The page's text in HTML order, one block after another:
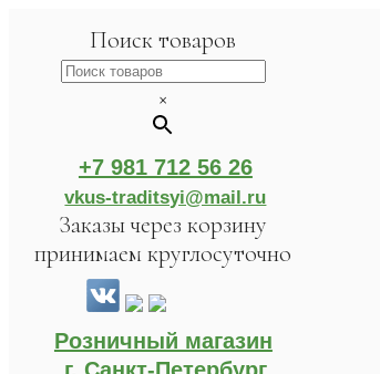
Поиск товаров
×
+7 981 712 56 26
vkus-traditsyi@mail.ru
Заказы через корзину
принимаем круглосуточно
Розничный магазин